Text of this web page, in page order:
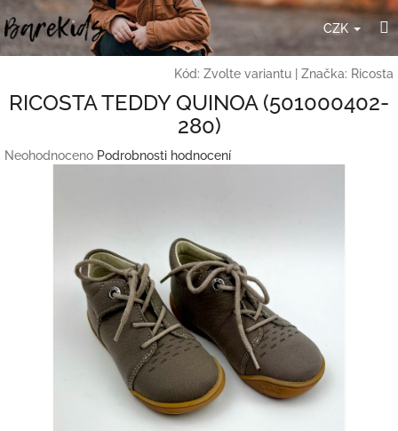
Přejít
na
obsah
CZK
Kód: Zvolte variantu Značka: Ricosta
RICOSTA TEDDY QUINOA (501000402-
280)
Průměrné
Neohodnoceno Podrobnosti hodnocení